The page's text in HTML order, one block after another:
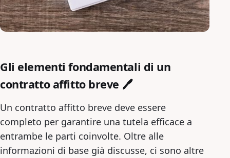
Gli elementi fondamentali di un
contratto affitto breve 🖊️
Un contratto affitto breve deve essere
completo per garantire una tutela efficace a
entrambe le parti coinvolte. Oltre alle
informazioni di base già discusse, ci sono altre